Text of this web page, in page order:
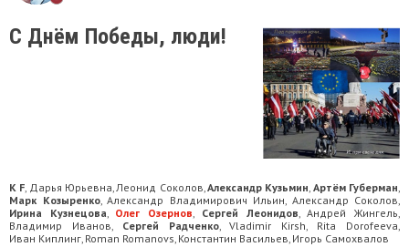
С Днём Победы, люди!
K F, Дарья Юрьевна,Леонид Соколов,Александр Кузьмин, Артём Губерман,
Марк Козыренко, Александр Владимирович Ильин, Александр Соколов,
Ирина Кузнецова, Олег Озернов, Сергей Леонидов,Андрей Жингель,
Владимир Иванов, Сергей Радченко,Vladimir Kirsh, Rita Dorofeeva,
Иван Киплинг, Roman Romanovs, Константин Васильев, Игорь Самохвалов